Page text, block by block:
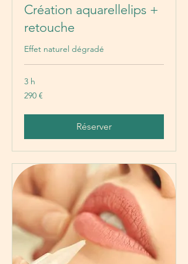
Création aquarellelips +
retouche
Effet naturel dégradé
3 h
290
euros
290 €
Réserver